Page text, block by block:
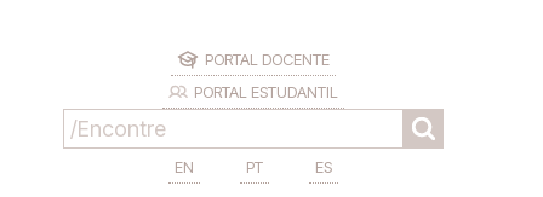
PORTAL DOCENTE
PORTAL ESTUDANTIL
EN PT ES